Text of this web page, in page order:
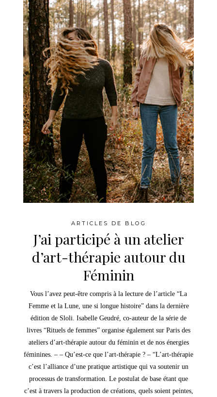
ARTICLES DE BLOG
J’ai participé à un atelier
d’art-thérapie autour du
Féminin
Vous l’avez peut-être compris à la lecture de l’article “La
Femme et la Lune, une si longue histoire” dans la dernière
édition de Sloli. Isabelle Geudré, co-auteur de la série de
livres “Rituels de femmes” organise également sur Paris des
ateliers d’art-thérapie autour du féminin et de nos énergies
féminines. – – Qu’est-ce que l’art-thérapie ? – “L’art-thérapie
c’est l’alliance d’une pratique artistique qui va soutenir un
processus de transformation. Le postulat de base étant que
c’est à travers la production de créations, quels soient peintes,